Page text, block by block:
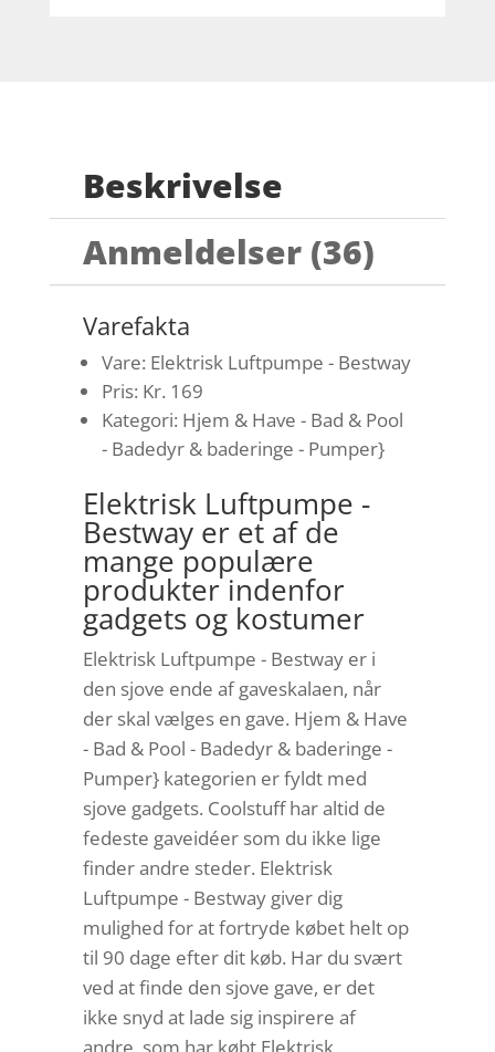
Beskrivelse
Anmeldelser (36)
Varefakta
Vare: Elektrisk Luftpumpe - Bestway
Pris: Kr. 169
Kategori: Hjem & Have - Bad & Pool
- Badedyr & baderinge - Pumper}
Elektrisk Luftpumpe -
Bestway er et af de
mange populære
produkter indenfor
gadgets og kostumer
Elektrisk Luftpumpe - Bestway er i
den sjove ende af gaveskalaen, når
der skal vælges en gave. Hjem & Have
- Bad & Pool - Badedyr & baderinge -
Pumper} kategorien er fyldt med
sjove gadgets. Coolstuff har altid de
fedeste gaveidéer som du ikke lige
finder andre steder. Elektrisk
Luftpumpe - Bestway giver dig
mulighed for at fortryde købet helt op
til 90 dage efter dit køb. Har du svært
ved at finde den sjove gave, er det
ikke snyd at lade sig inspirere af